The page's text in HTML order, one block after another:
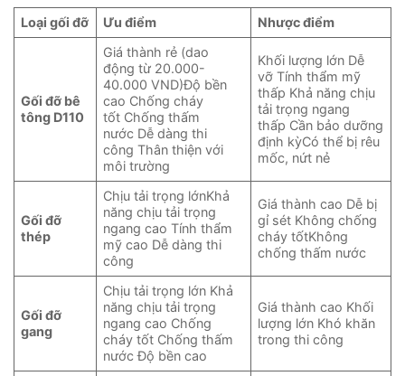
Loại gối đỡ Ưu điểm Nhược điểm
Gối đỡ bê
tông D110
Giá thành rẻ (dao
động từ 20.000-
40.000 VND)Độ bền
cao Chống cháy
tốt Chống thấm
nước Dễ dàng thi
công Thân thiện với
môi trường
Khối lượng lớn Dễ
vỡ Tính thẩm mỹ
thấp Khả năng chịu
tải trọng ngang
thấp Cần bảo dưỡng
định kỳCó thể bị rêu
mốc, nứt nẻ
Gối đỡ
thép
Chịu tải trọng lớnKhả
năng chịu tải trọng
ngang cao Tính thẩm
mỹ cao Dễ dàng thi
công
Giá thành cao Dễ bị
gỉ sét Không chống
cháy tốtKhông
chống thấm nước
Gối đỡ
gang
Chịu tải trọng lớn Khả
năng chịu tải trọng
ngang cao Chống
cháy tốt Chống thấm
nước Độ bền cao
Giá thành cao Khối
lượng lớn Khó khăn
trong thi công